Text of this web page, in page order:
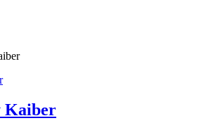
Kaiber